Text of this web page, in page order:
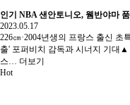
인기 NBA 샌안토니오, 웸반야마
2023.05.17
226㎝·2004년생의 프랑스 출신 초
출' 포퍼비치 감독과 시너지 기대
스… 더보기
Hot